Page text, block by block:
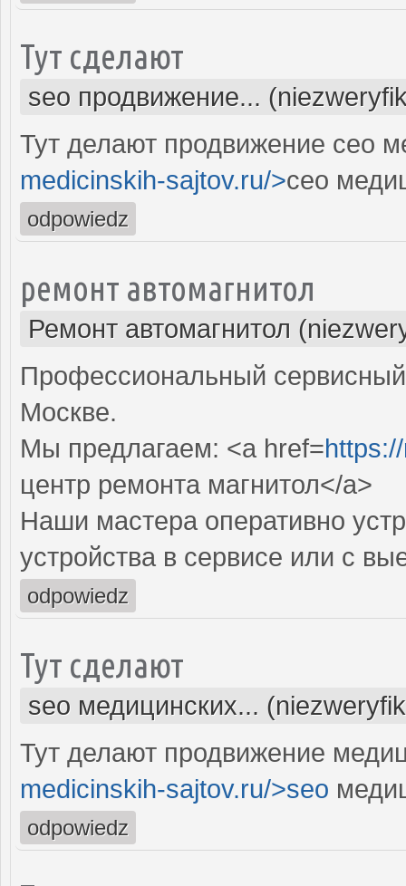
Тут сделают
seo продвижение...
Тут делают продвижение сео
medicinskih-sajtov.ru/>сео
odpowiedz
ремонт автомагнитол
Ремонт автомагнитол
Профессиональный
Москве.
Мы предлагаем: <a href=
центр ремонта магнитол</a>
Наши мастера оперативно
устройства в сервисе или с
odpowiedz
Тут сделают
seo медицинских...
Тут делают продвижение
medicinskih-sajtov.ru/>seo
odpowiedz